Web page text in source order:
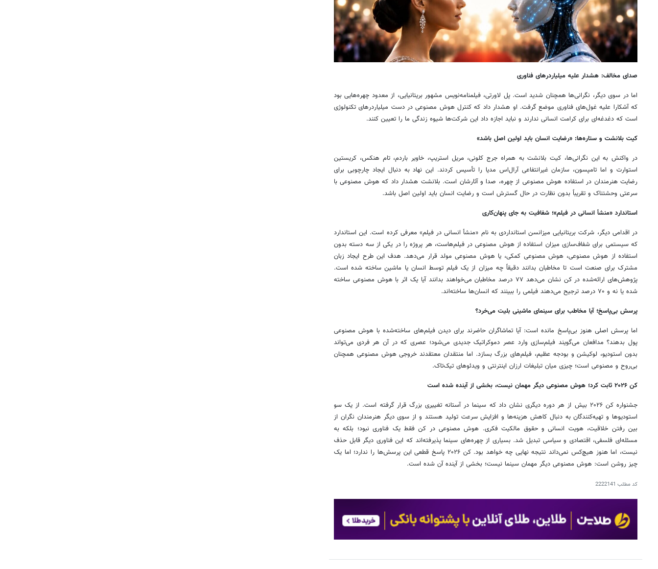
صدای مخالف: هشدار علیه میلیاردرهای فناوری
اما در سوی دیگر، نگرانی‌ها همچنان شدید است. پل لاورتی، فیلمنامه‌نویس مشهور بریتانیایی، از معدود چهره‌هایی بود
که آشکارا علیه غول‌های فناوری موضع گرفت. او هشدار داد که کنترل هوش مصنوعی در دست میلیاردرهای تکنولوژی
است که دغدغه‌ای برای کرامت انسانی ندارند و نباید اجازه داد این شرکت‌ها شیوه زندگی ما را تعیین کنند.
کیت بلانشت و ستاره‌ها: «رضایت انسان باید اولین اصل باشد»
در واکنش به این نگرانی‌ها، کیت بلانشت به همراه جرج کلونی، مریل استریپ، خاویر باردم، تام هنکس، کریستین
استوارت و اما تامپسون، سازمان غیرانتفاعی آرال‌اس مدیا را تأسیس کردند. این نهاد به دنبال ایجاد چارچوبی برای
رضایت هنرمندان در استفاده هوش مصنوعی از چهره، صدا و آثارشان است. بلانشت هشدار داد که هوش مصنوعی با
سرعتی وحشتناک و تقریباً بدون نظارت در حال گسترش است و رضایت انسان باید اولین اصل باشد.
استاندارد «منشأ انسانی در فیلم»؛ شفافیت به جای پنهان‌کاری
در اقدامی دیگر، شرکت بریتانیایی میزانسن استانداردی به نام «منشأ انسانی در فیلم» معرفی کرده است. این استاندارد
که سیستمی برای شفاف‌سازی میزان استفاده از هوش مصنوعی در فیلم‌هاست، هر پروژه را در یکی از سه دسته بدون
استفاده از هوش مصنوعی، هوش مصنوعی کمکی، یا هوش مصنوعی مولد قرار می‌دهد. هدف این طرح ایجاد زبان
مشترک برای صنعت است تا مخاطبان بدانند دقیقاً چه میزان از یک فیلم توسط انسان یا ماشین ساخته شده است.
پژوهش‌های ارائه‌شده در کن نشان می‌دهد ۷۷ درصد مخاطبان می‌خواهند بدانند آیا یک اثر با هوش مصنوعی ساخته
شده یا نه و ۷۰ درصد ترجیح می‌دهند فیلمی را ببینند که انسان‌ها ساخته‌اند.
پرسش بی‌پاسخ؛ آیا مخاطب برای سینمای ماشینی بلیت می‌خرد؟
اما پرسش اصلی هنوز بی‌پاسخ مانده است: آیا تماشاگران حاضرند برای دیدن فیلم‌های ساخته‌شده با هوش مصنوعی
پول بدهند؟ مدافعان می‌گویند فیلم‌سازی وارد عصر دموکراتیک جدیدی می‌شود؛ عصری که در آن هر فردی می‌تواند
بدون استودیو، لوکیشن و بودجه عظیم، فیلم‌های بزرگ بسازد. اما منتقدان معتقدند خروجی هوش مصنوعی همچنان
بی‌روح و مصنوعی است؛ چیزی میان تبلیغات ارزان اینترنتی و ویدئوهای تیک‌تاک.
کن ۲۰۲۶ ثابت کرد؛ هوش مصنوعی دیگر مهمان نیست، بخشی از آینده شده است
جشنواره کن ۲۰۲۶ بیش از هر دوره دیگری نشان داد که سینما در آستانه تغییری بزرگ قرار گرفته است. از یک سو
استودیوها و تهیه‌کنندگان به دنبال کاهش هزینه‌ها و افزایش سرعت تولید هستند و از سوی دیگر هنرمندان نگران از
بین رفتن خلاقیت، هویت انسانی و حقوق مالکیت فکری. هوش مصنوعی در کن فقط یک فناوری نبود؛ بلکه به
مسئله‌ای فلسفی، اقتصادی و سیاسی تبدیل شد. بسیاری از چهره‌های سینما پذیرفته‌اند که این فناوری دیگر قابل حذف
نیست، اما هنوز هیچ‌کس نمی‌داند نتیجه نهایی چه خواهد بود. کن ۲۰۲۶ پاسخ قطعی این پرسش‌ها را ندارد؛ اما یک
چیز روشن است: هوش مصنوعی دیگر مهمان سینما نیست؛ بخشی از آینده آن شده است.
کد مطلب 2222141